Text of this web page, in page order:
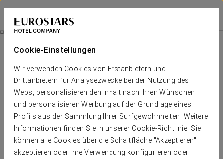
Cookie-Einstellungen
Wir verwenden Cookies von Erstanbietern und
Drittanbietern für Analysezwecke bei der Nutzung des
Webs, personalisieren den Inhalt nach Ihren Wünschen
und personalisieren Werbung auf der Grundlage eines
Profils aus der Sammlung Ihrer Surfgewohnheiten. Weitere
Informationen finden Sie in unserer Cookie-Richtlinie. Sie
können alle Cookies über die Schaltfläche "Akzeptieren"
akzeptieren oder ihre Verwendung konfigurieren oder
Eurostars Palace
CÓRDOBA
Vip-Zutritt Zum Pool
Ab 25 €